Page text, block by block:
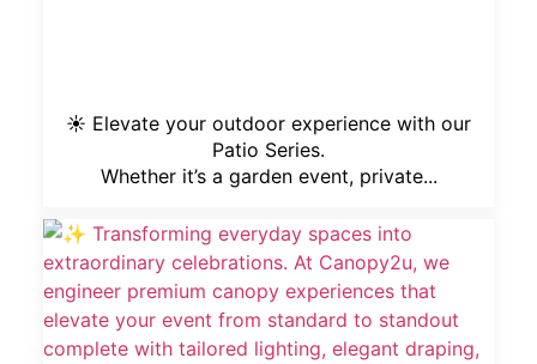
☀️ Elevate your outdoor experience with our
Patio Series.
Whether it’s a garden event, private...